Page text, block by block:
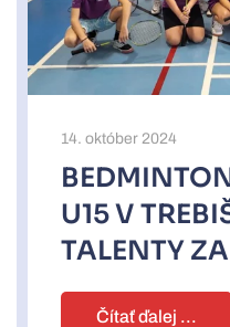
14. október 2024
U15 V
TALENTY
Čítať ďalej ...